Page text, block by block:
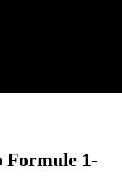
Formule 1-